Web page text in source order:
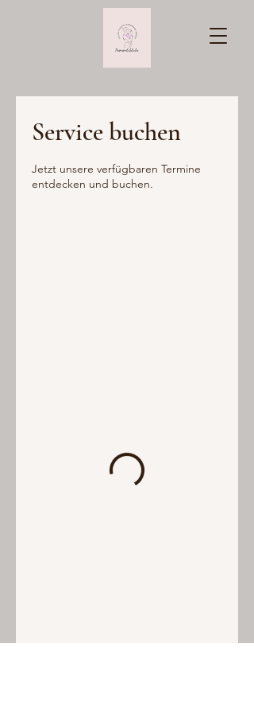
Service buchen
Jetzt unsere verfügbaren Termine
entdecken und buchen.